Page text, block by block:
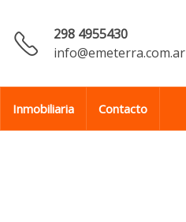
298 4955430
info@emeterra.com.ar
Inmobiliaria Contacto